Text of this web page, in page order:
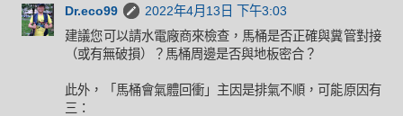
Dr.eco99
2022年4月13日 下午3:03
建議您可以請水電廠商來檢查，馬桶是否正確與糞管對接
（或有無破損）？馬桶周邊是否與地板密合？
此外，「馬桶會氣體回衝」主因是排氣不順，可能原因有
三：